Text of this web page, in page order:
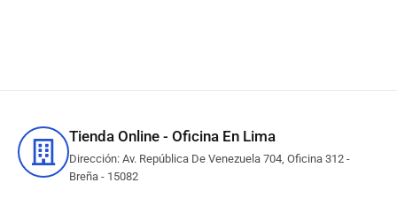
Tienda Online - Oficina En Lima
Dirección: Av. República De Venezuela 704, Oficina 312 -
Breña - 15082